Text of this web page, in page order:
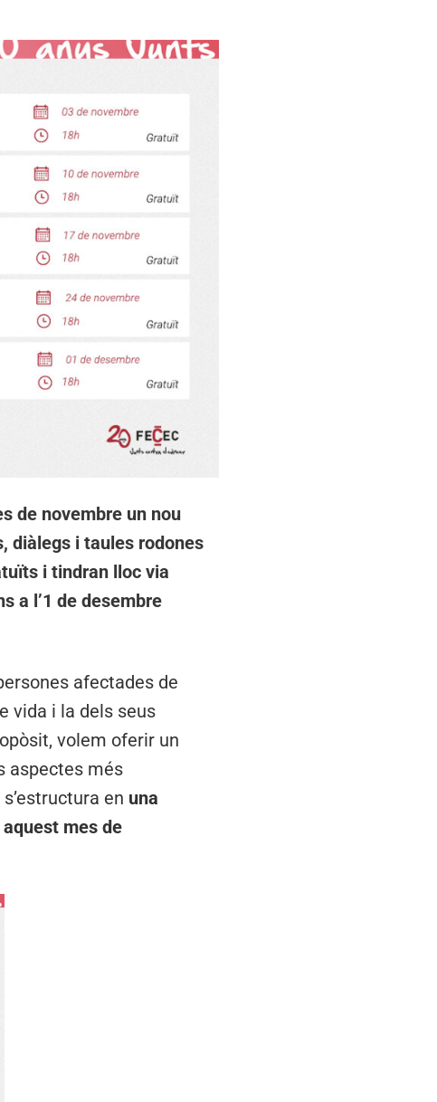
de novembre un nou
diàlegs i taules rodones
i tindran lloc via
a l’1 de desembre
afectades de
vida i la dels seus
volem oferir un
aspectes més
s’estructura en una
mes de